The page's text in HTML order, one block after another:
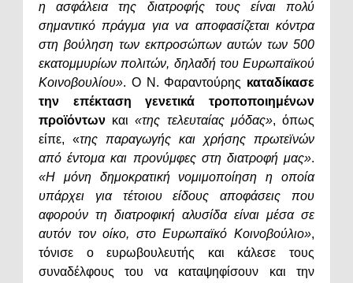
η ασφάλεια της διατροφής τους είναι πολύ
σημαντικό πράγμα για να αποφασίζεται κόντρα
στη βούληση των εκπροσώπων αυτών των 500
εκατομμυρίων πολιτών, δηλαδή του Ευρωπαϊκού
Κοινοβουλίου». Ο Ν. Φαραντούρης καταδίκασε
την επέκταση γενετικά τροποποιημένων
προϊόντων και«της τελευταίας μόδας», όπως
είπε, «της παραγωγής και χρήσης πρωτεϊνών
από έντομα και προνύμφες στη διατροφή μας».
«Η μόνη δημοκρατική νομιμοποίηση η οποία
υπάρχει για τέτοιου είδους αποφάσεις που
αφορούν τη διατροφική αλυσίδα είναι μέσα σε
αυτόν τον οίκο, στο Ευρωπαϊκό Κοινοβούλιο»,
τόνισε ο ευρωβουλευτής και κάλεσε τους
συναδέλφους του να καταψηφίσουν και την